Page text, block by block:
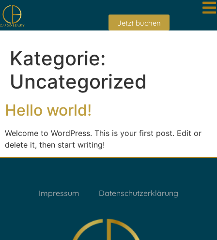
Jetzt buchen
Kategorie:
Uncategorized
Hello world!
Welcome to WordPress. This is your first post. Edit or
delete it, then start writing!
Impressum Datenschutzerklärung